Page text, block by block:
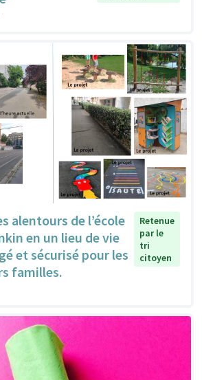
alentours de l’école
en un lieu de vie
et sécurisé pour les
familles.
Retenue
par le
tri
citoyen